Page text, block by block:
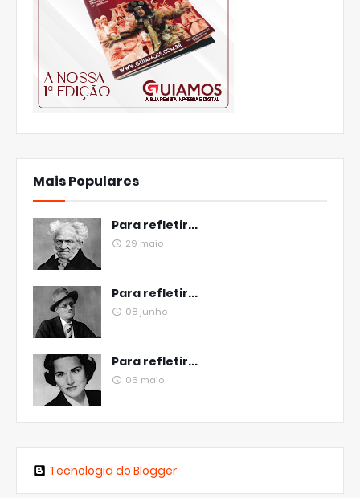
Mais Populares
Para refletir...
29 maio
Para refletir...
08 junho
Para refletir...
06 maio
Tecnologia do Blogger